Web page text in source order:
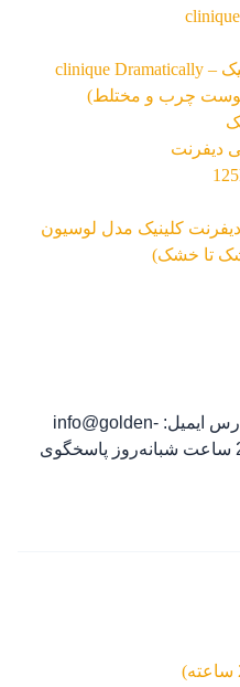
ژل آبرسان دراماتیکالی دیفرنت کلینیک – clinique Dramatically
کلینیک مدل لوسیون
ایمیل: info@golden-
هفت روز هفته، 24 ساعت شبانه‌روز پاسخگوی